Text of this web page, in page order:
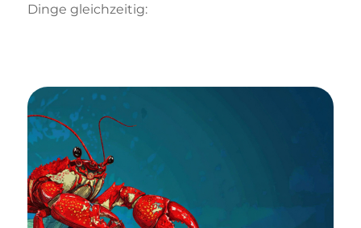
Dinge gleichzeitig: